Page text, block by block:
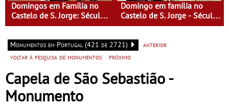
Domingos em Família no
Castelo de S. Jorge: Século
XVI - Tempo de Mulheres -
Domingo em família no
Castelo de S. Jorge - Século
XI - Lisboa Fora do Condado
Monumentos em Portugal (421 de 2721)
anterior
voltar à pesquisa de monumentos
próximo
Capela de São Sebastião -
Monumento